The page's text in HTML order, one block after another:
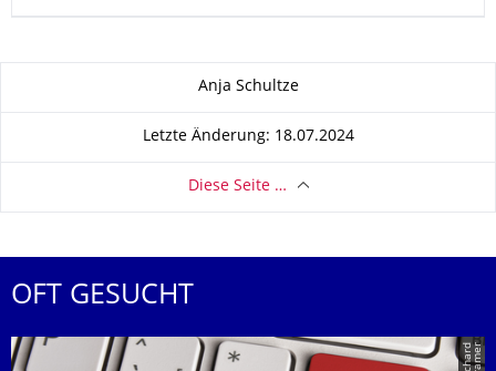
Anja Schultze
Letzte Änderung: 18.07.2024
Diese Seite …
OFT GESUCHT
r